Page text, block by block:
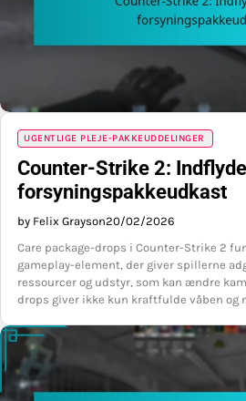
UGENTLIGE PLEJE-PAKKEUDDELINGER
Counter-Strike 2:
forsyningspakkeudkast
by Felix Grayson20/02/2026
Care package-drops i Counter-Strike 2
gameplay-element, der giver spillerne
ressourcer og udstyr, som kan ændre
drops giver ikke kun kraftfulde våben og